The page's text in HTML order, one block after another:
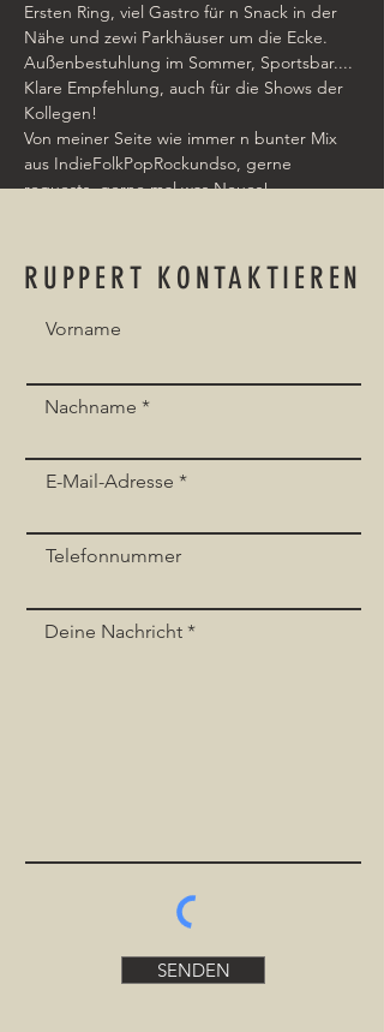
Ersten Ring, viel Gastro für n Snack in der
Nähe und zewi Parkhäuser um die Ecke.
Außenbestuhlung im Sommer, Sportsbar....
Klare Empfehlung, auch für die Shows der
Kollegen!
Von meiner Seite wie immer n bunter Mix
aus IndieFolkPopRockundso, gerne
requests, gerne mal was Neues!
RUPPERT KONTAKTIEREN
Vorname
Nachname
E-Mail-Adresse
Telefonnummer
Deine Nachricht
SENDEN